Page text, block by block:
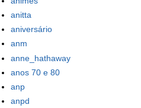
anitta
aniversário
anm
anne_hathaway
anos 70 e 80
anp
anpd